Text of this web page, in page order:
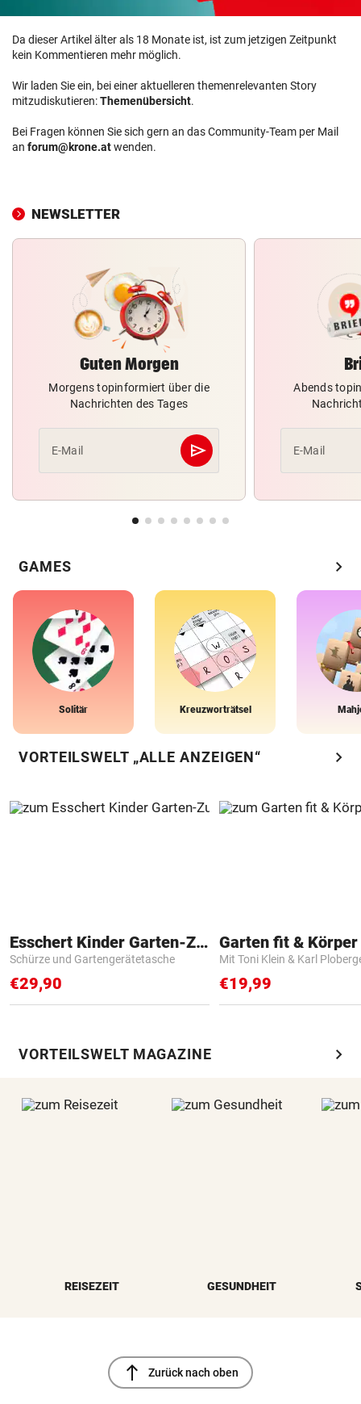
Da dieser Artikel älter als 18 Monate ist, ist zum jetzigen Zeitpunkt
kein Kommentieren mehr möglich.
Wir laden Sie ein, bei einer aktuelleren themenrelevanten Story
mitzudiskutieren:Themenübersicht.
Bei Fragen können Sie sich gern an das Community-Team per Mail
an forum@krone.atwenden.
NEWSLETTER
Guten Morgen
Morgens topinformiert über die
Nachrichten des Tages
E-Mail send
Abschicken
Abends
E-Mail
GAMES chevron_right
Solitär Kreuzworträtsel
VORTEILSWELT „ALLE ANZEIGEN“ chevron_right
Esschert Kinder Garten-Zubehör
Schürze und Gartengerätetasche
€29,90
Garten fit &
Mit Toni Klein & Karl
€19,99
VORTEILSWELT MAGAZINE chevron_right
REISEZEIT GESUNDHEIT
north Zurück nach oben